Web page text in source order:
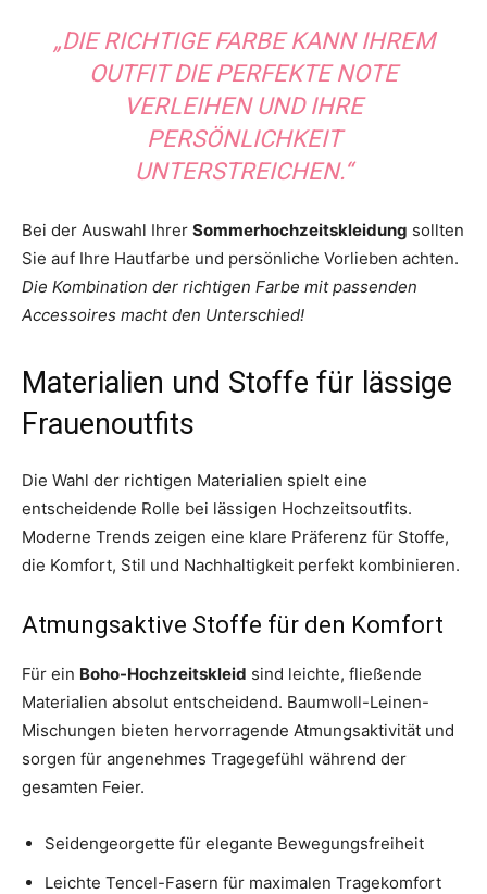
„DIE RICHTIGE FARBE KANN IHREM
OUTFIT DIE PERFEKTE NOTE
VERLEIHEN UND IHRE
PERSÖNLICHKEIT
UNTERSTREICHEN.“
Bei der Auswahl Ihrer Sommerhochzeitskleidung sollten
Sie auf Ihre Hautfarbe und persönliche Vorlieben achten.
Die Kombination der richtigen Farbe mit passenden
Accessoires macht den Unterschied!
Materialien und Stoffe für lässige
Frauenoutfits
Die Wahl der richtigen Materialien spielt eine
entscheidende Rolle bei lässigen Hochzeitsoutfits.
Moderne Trends zeigen eine klare Präferenz für Stoffe,
die Komfort, Stil und Nachhaltigkeit perfekt kombinieren.
Atmungsaktive Stoffe für den Komfort
Für ein Boho-Hochzeitskleid sind leichte, fließende
Materialien absolut entscheidend. Baumwoll-Leinen-
Mischungen bieten hervorragende Atmungsaktivität und
sorgen für angenehmes Tragegefühl während der
gesamten Feier.
Seidengeorgette für elegante Bewegungsfreiheit
Leichte Tencel-Fasern für maximalen Tragekomfort